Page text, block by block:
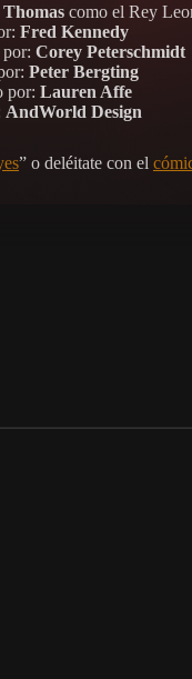
Thomascomo el Rey
Fred Kennedy
Corey Peterschmidt
Peter Bergting
por: Lauren Affe
AndWorld Design
” o deléitate con el